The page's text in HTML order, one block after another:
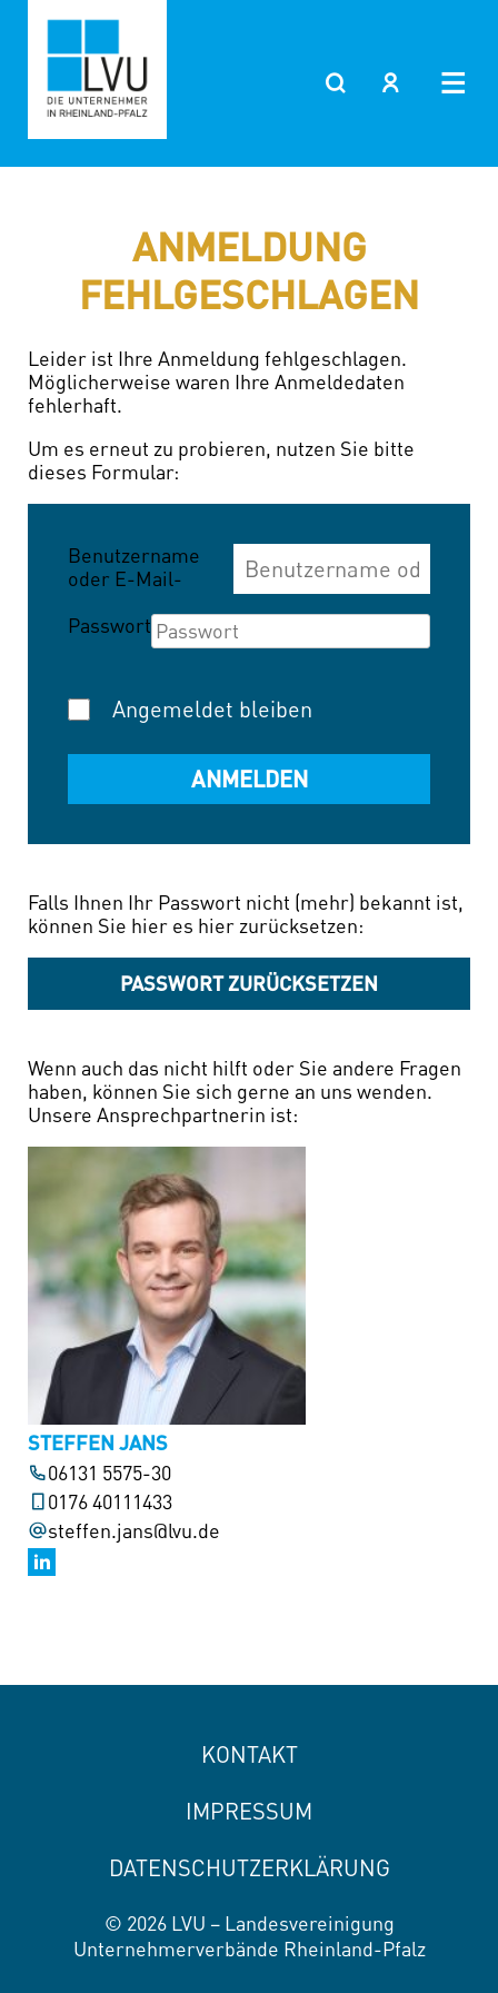
springen
ANMELDUNG
FEHLGESCHLAGEN
Leider ist Ihre Anmeldung fehlgeschlagen.
Möglicherweise waren Ihre Anmeldedaten
fehlerhaft.
Um es erneut zu probieren, nutzen Sie bitte
dieses Formular:
Benutzername
oder E-Mail-
Passwort
Angemeldet bleiben
Falls Ihnen Ihr Passwort nicht (mehr) bekannt ist,
können Sie hier es hier zurücksetzen:
PASSWORT ZURÜCKSETZEN
Wenn auch das nicht hilft oder Sie andere Fragen
haben, können Sie sich gerne an uns wenden.
Unsere Ansprechpartnerin ist:
STEFFEN JANS
06131 5575-30
0176 40111433
steffen.jans@lvu.de
KONTAKT
IMPRESSUM
DATENSCHUTZERKLÄRUNG
© 2026 LVU – Landesvereinigung
Unternehmerverbände Rheinland-Pfalz